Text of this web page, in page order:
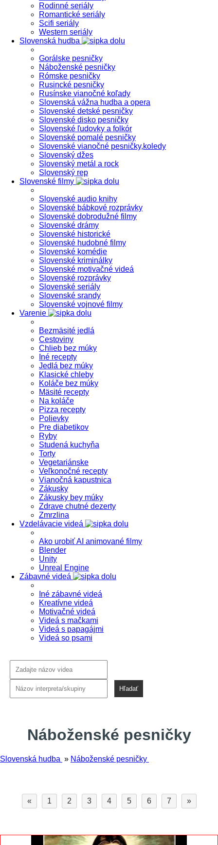
Rodinné seriály
Romantické seriály
Scifi seriály
Western seriály
Slovenská hudba
Gorálske pesničky
Náboženské pesničky
Rómske pesničky
Rusincké pesničky
Rusínske vianočné koľady
Slovenská vážna hudba a opera
Slovenské detské pesničky
Slovenské disko pesničky
Slovenské ľudovky a folkór
Slovenské pomalé pesničky
Slovenské vianočné pesničky,koledy
Slovenský džes
Slovenský metál a rock
Slovenský rep
Slovenské filmy
Slovenské audio knihy
Slovenské bábkové rozprávky
Slovenské dobrodužné filmy
Slovenské drámy
Slovenské historické
Slovenské hudobné filmy
Slovenské komédie
Slovenské kriminálky
Slovenské motivačné videá
Slovenské rozprávky
Slovenské seriály
Slovenské srandy
Slovenské vojnové filmy
Varenie
Bezmäsité jedlá
Cestoviny
Chlieb bez múky
Iné recepty
Jedlá bez múky
Klasické chleby
Koláče bez múky
Mäsité recepty
Na koláče
Pizza recepty
Polievky
Pre diabetikov
Ryby
Studená kuchyňa
Torty
Vegetariánske
Veľkonočné recepty
Vianočná kapustnica
Zákusky
Zákusky bey múky
Zdrave chutné dezerty
Zmrzlina
Vzdelávacie videá
Ako urobiť AI animované filmy
Blender
Unity
Unreal Engine
Zábavné videá
Iné zábavné videá
Kreatívne videá
Motivačné videá
Videá s mačkami
Videá s papagájmi
Videá so psami
Hľadať
Náboženské pesničky
Slovenská hudba » Náboženské pesničky
« 1 2 3 4 5 6 7 »